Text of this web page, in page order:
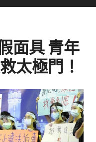
面具 青年
太極門！